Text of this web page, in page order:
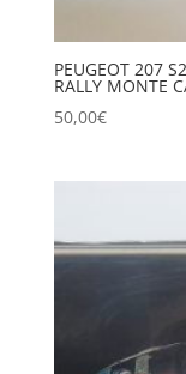
PEUGEOT 207
RALLY MONTE
50,00€